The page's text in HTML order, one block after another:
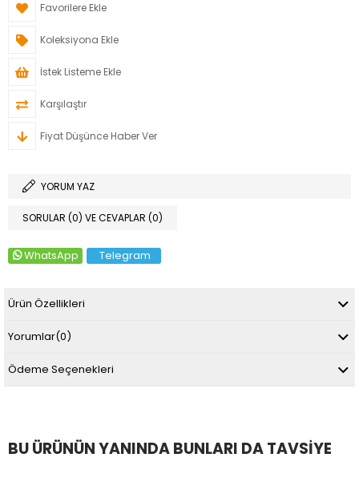
Favorilere Ekle
Koleksiyona Ekle
İstek Listeme Ekle
Karşılaştır
Fiyat Düşünce Haber Ver
YORUM YAZ
SORULAR (0) VE CEVAPLAR (0)
WhatsApp Telegram
Ürün Özellikleri
Yorumlar(0)
Ödeme Seçenekleri
BU ÜRÜNÜN YANINDA BUNLARI DA TAVSIYE